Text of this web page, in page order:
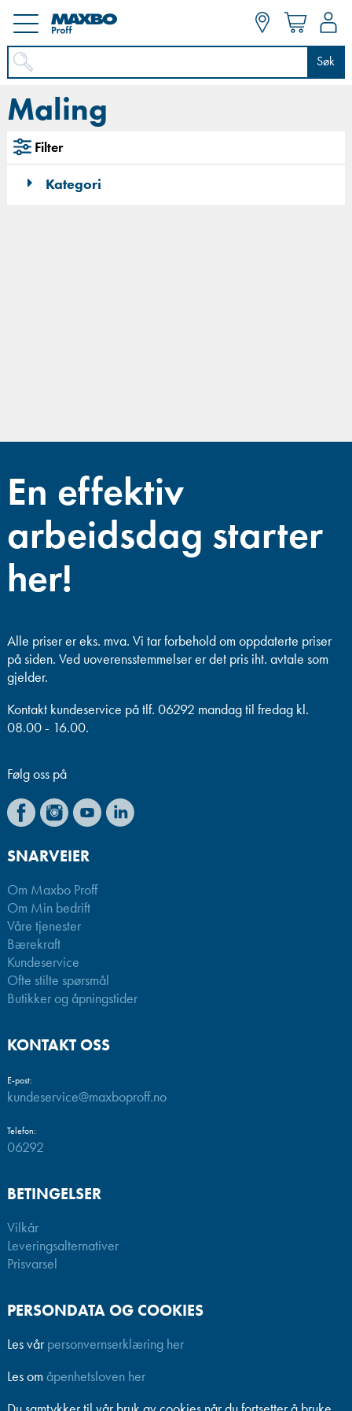
Søk
Maling
Filter
Kategori
En effektiv
arbeidsdag starter
her!
Alle priser er eks. mva. Vi tar forbehold om oppdaterte priser
på siden. Ved uoverensstemmelser er det pris iht. avtale som
gjelder.
Kontakt kundeservice på tlf. 06292 mandag til fredag kl.
08.00 - 16.00.
Følg oss på
SNARVEIER
Om Maxbo Proff
Om Min bedrift
Våre tjenester
Bærekraft
Kundeservice
Ofte stilte spørsmål
Butikker og åpningstider
KONTAKT OSS
E-post:
kundeservice@maxboproff.no
Telefon:
06292
BETINGELSER
Vilkår
Leveringsalternativer
Prisvarsel
PERSONDATA OG COOKIES
Les vår personvernserklæring her
Les om åpenhetsloven her